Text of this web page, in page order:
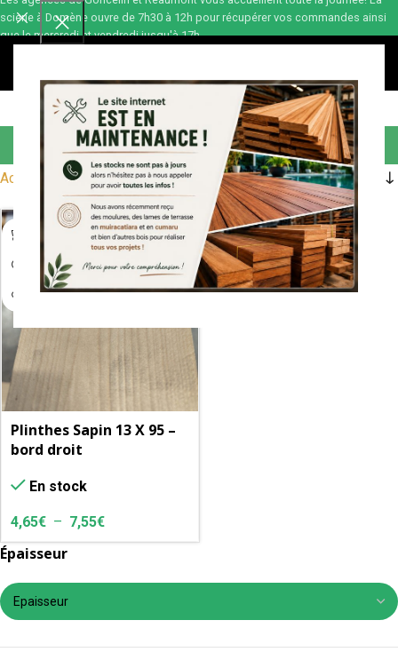
Plinthes
Accueil Aménagement Aménagement intérieur Plinthes
Plinthes Sapin 13 X 95 –
bord droit
En stock
4,65€ – 7,55€
Épaisseur
scierie à Domène ouvre de 7h30 à 12h pour récupérer vos commandes ainsi
que le mercredi et vendredi jusqu'à 17h.